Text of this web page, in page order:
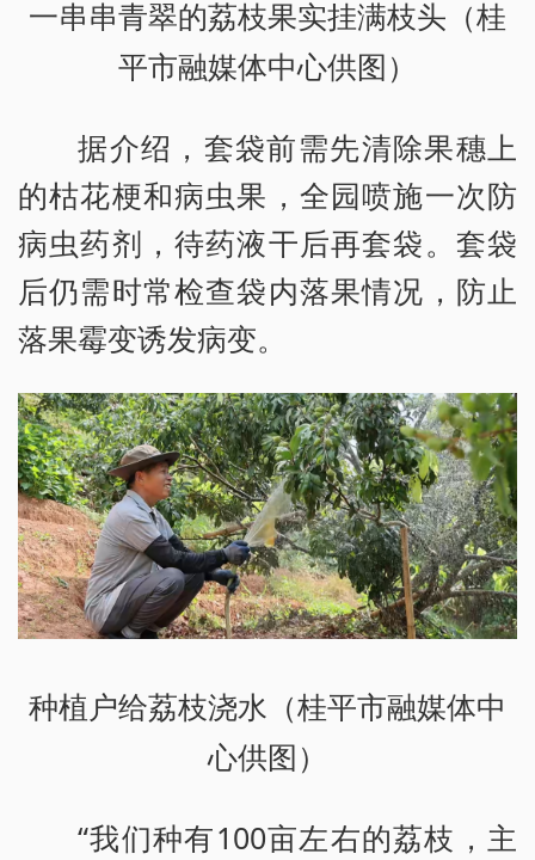
一串串青翠的荔枝果实挂满枝头（桂
平市融媒体中心供图）
据介绍，套袋前需先清除果穗上
的枯花梗和病虫果，全园喷施一次防
病虫药剂，待药液干后再套袋。套袋
后仍需时常检查袋内落果情况，防止
落果霉变诱发病变。
种植户给荔枝浇水（桂平市融媒体中
心供图）
“我们种有100亩左右的荔枝，主